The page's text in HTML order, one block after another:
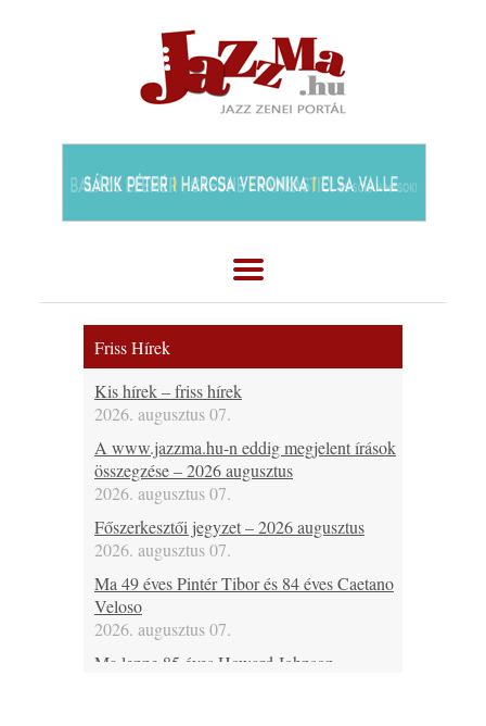
Friss Hírek
Kis hírek – friss hírek
2026. augusztus 07.
A www.jazzma.hu-n eddig megjelent írások
összegzése – 2026 augusztus
2026. augusztus 07.
Főszerkesztői jegyzet – 2026 augusztus
2026. augusztus 07.
Ma 49 éves Pintér Tibor és 84 éves Caetano
Veloso
2026. augusztus 07.
Ma lenne 85 éves Howard Johnson